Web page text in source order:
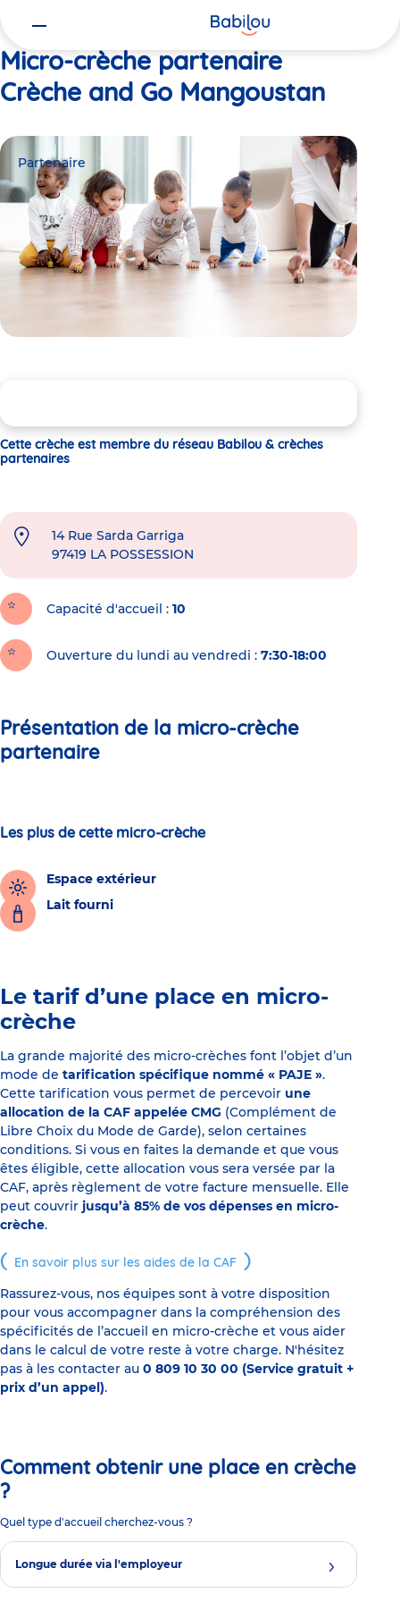
Micro-crèche partenaire
Crèche and Go Mangoustan
Partenaire
Cette crèche est membre du réseau Babilou & crèches
partenaires
14 Rue Sarda Garriga
97419 LA POSSESSION
Capacité d'accueil 10
Ouverture du lundi au vendredi : 7:30-18:00
Présentation de la micro-crèche
partenaire
Les plus de cette micro-crèche
Espace extérieur
Lait fourni
Le tarif d’une place en micro-
crèche
La grande majorité des micro-crèches font l’objet d’un
mode de tarification spécifique nommé « PAJE ».
Cette tarification vous permet de percevoir une
allocation de la CAF appelée CMG (Complément de
Libre Choix du Mode de Garde), selon certaines
conditions. Si vous en faites la demande et que vous
êtes éligible, cette allocation vous sera versée par la
CAF, après règlement de votre facture mensuelle. Elle
peut couvrir jusqu’à 85% de vos dépenses en micro-
crèche.
En savoir plus sur les aides de la CAF
Rassurez-vous, nos équipes sont à votre disposition
pour vous accompagner dans la compréhension des
spécificités de l’accueil en micro-crèche et vous aider
dans le calcul de votre reste à votre charge. N'hésitez
pas à les contacter au 0 809 10 30 00 (Service gratuit +
prix d’un appel).
Comment obtenir une place en crèche
?
Quel type d'accueil cherchez-vous ?
Longue durée via l'employeur